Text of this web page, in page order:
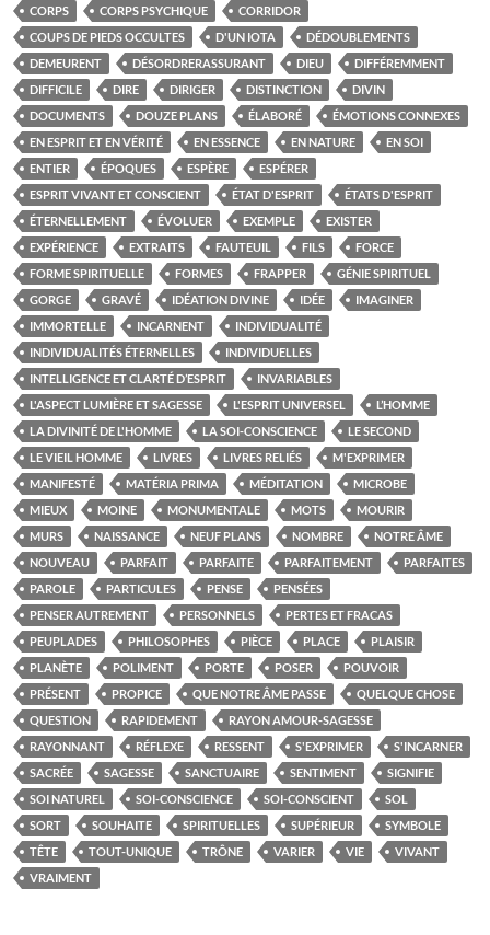
CORPS
CORPS PSYCHIQUE
CORRIDOR
COUPS DE PIEDS OCCULTES
D'UN IOTA
DÉDOUBLEMENTS
DEMEURENT
DÉSORDRERASSURANT DIEU
DIFFÉREMMENT
DIFFICILE
DIRE DIRIGER DISTINCTION
DIVIN
DOCUMENTS
DOUZE PLANS ÉLABORÉ
ÉMOTIONS CONNEXES
EN ESPRIT ET EN VÉRITÉ
EN ESSENCE EN NATURE
EN SOI
ENTIER
ÉPOQUES ESPÈRE
ESPÉRER
ESPRIT VIVANT ET CONSCIENT
ÉTAT D'ESPRIT
ÉTATS D'ESPRIT
ÉTERNELLEMENT
ÉVOLUER EXEMPLE
EXISTER
EXPÉRIENCE
EXTRAITS FAUTEUIL FILS
FORCE
FORME SPIRITUELLE
FORMES FRAPPER
GÉNIE SPIRITUEL
GORGE
GRAVÉ IDÉATION DIVINE IDÉE
IMAGINER
IMMORTELLE
INCARNENT
INDIVIDUALITÉ
INDIVIDUALITÉS ÉTERNELLES
INDIVIDUELLES
INTELLIGENCE ET CLARTÉ D’ESPRIT
INVARIABLES
L'ASPECT LUMIÈRE ET SAGESSE
L'ESPRIT UNIVERSEL
L’HOMME
LA DIVINITÉ DE L'HOMME
LA SOI-CONSCIENCE
LE SECOND
LE VIEIL HOMME
LIVRES LIVRES RELIÉS
M'EXPRIMER
MANIFESTÉ
MATÉRIA PRIMA MÉDITATION
MICROBE
MIEUX
MOINE MONUMENTALE MOTS
MOURIR
MURS
NAISSANCE NEUF PLANS NOMBRE
NOTRE ÂME
NOUVEAU
PARFAIT PARFAITE PARFAITEMENT
PARFAITES
PAROLE
PARTICULES PENSE
PENSÉES
PENSER AUTREMENT
PERSONNELS
PERTES ET FRACAS
PEUPLADES
PHILOSOPHES PIÈCE PLACE
PLAISIR
PLANÈTE
POLIMENT PORTE POSER
POUVOIR
PRÉSENT
PROPICE QUE NOTRE ÂME PASSE
QUELQUE CHOSE
QUESTION
RAPIDEMENT
RAYON AMOUR-SAGESSE
RAYONNANT
RÉFLEXE RESSENT S'EXPRIMER
S'INCARNER
SACRÉE
SAGESSE SANCTUAIRE SENTIMENT
SIGNIFIE
SOI NATUREL
SOI-CONSCIENCE SOI-CONSCIENT
SOL
SORT
SOUHAITE SPIRITUELLES SUPÉRIEUR
SYMBOLE
TÊTE
TOUT-UNIQUE TRÔNE VARIER VIE
VIVANT
VRAIMENT